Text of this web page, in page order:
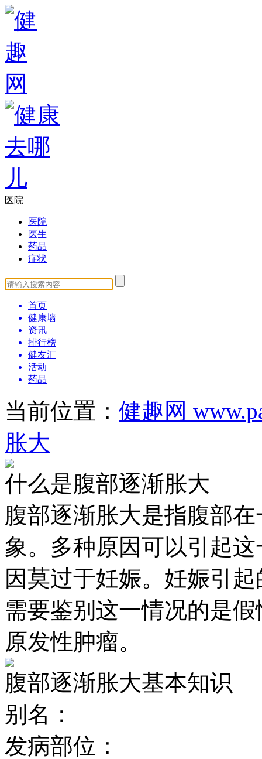
医院
医院
医生
药品
症状
首页
健康墙
资讯
排行榜
健友汇
活动
药品
当前位置： 健趣网
胀大
什么是腹部逐渐胀大
腹部逐渐胀大是指腹部
象。多种原因可以引起
因莫过于妊娠。妊娠引
需要鉴别这一情况的是
原发性肿瘤。
腹部逐渐胀大基本知识
别名：
发病部位：